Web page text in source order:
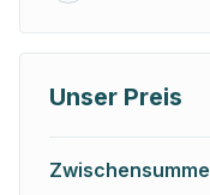
Unser Preis
Zwischensumme